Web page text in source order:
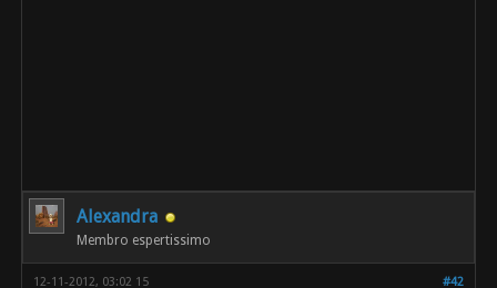
Alexandra
Membro espertissimo
#42
12-11-2012, 03:02 15